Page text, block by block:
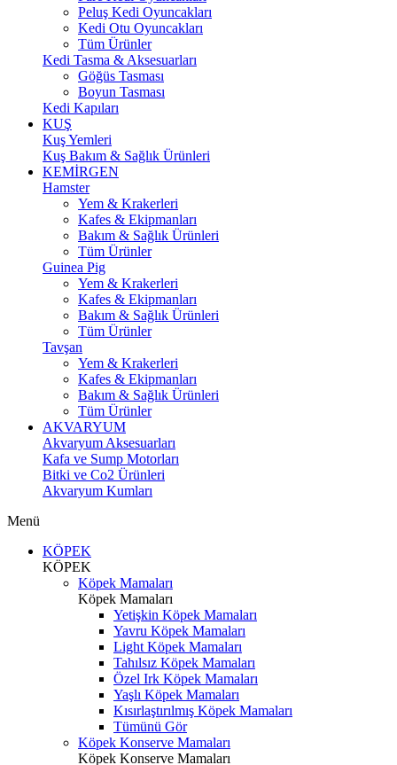
Peluş Kedi Oyuncakları
Kedi Otu Oyuncakları
Tüm Ürünler
Kedi Tasma & Aksesuarları
Göğüs Tasması
Boyun Tasması
Kedi Kapıları
KUŞ
Kuş Yemleri
Kuş Bakım & Sağlık Ürünleri
KEMİRGEN
Hamster
Yem & Krakerleri
Kafes & Ekipmanları
Bakım & Sağlık Ürünleri
Tüm Ürünler
Guinea Pig
Yem & Krakerleri
Kafes & Ekipmanları
Bakım & Sağlık Ürünleri
Tüm Ürünler
Tavşan
Yem & Krakerleri
Kafes & Ekipmanları
Bakım & Sağlık Ürünleri
Tüm Ürünler
AKVARYUM
Akvaryum Aksesuarları
Kafa ve Sump Motorları
Bitki ve Co2 Ürünleri
Akvaryum Kumları
Menü
KÖPEK
KÖPEK
Köpek Mamaları
Köpek Mamaları
Yetişkin Köpek Mamaları
Yavru Köpek Mamaları
Light Köpek Mamaları
Tahılsız Köpek Mamaları
Özel Irk Köpek Mamaları
Yaşlı Köpek Mamaları
Kısırlaştırılmış Köpek Mamaları
Tümünü Gör
Köpek Konserve Mamaları
Köpek Konserve Mamaları